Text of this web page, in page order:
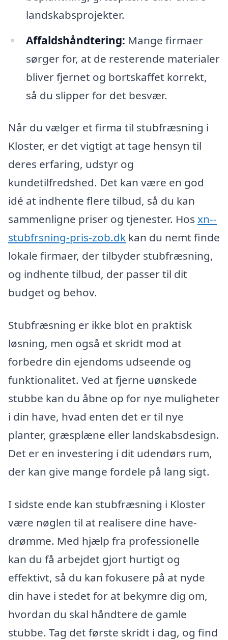
landskabsprojekter.
Affaldshåndtering: Mange firmaer
sørger for, at de resterende materialer
bliver fjernet og bortskaffet korrekt,
så du slipper for det besvær.
Når du vælger et firma til stubfræsning i
Kloster, er det vigtigt at tage hensyn til
deres erfaring, udstyr og
kundetilfredshed. Det kan være en god
idé at indhente flere tilbud, så du kan
sammenligne priser og tjenester. Hos xn--
stubfrsning-pris-zob.dk kan du nemt finde
lokale firmaer, der tilbyder stubfræsning,
og indhente tilbud, der passer til dit
budget og behov.
Stubfræsning er ikke blot en praktisk
løsning, men også et skridt mod at
forbedre din ejendoms udseende og
funktionalitet. Ved at fjerne uønskede
stubbe kan du åbne op for nye muligheter
i din have, hvad enten det er til nye
planter, græsplæne eller landskabsdesign.
Det er en investering i dit udendørs rum,
der kan give mange fordele på lang sigt.
I sidste ende kan stubfræsning i Kloster
være nøglen til at realisere dine have-
drømme. Med hjælp fra professionelle
kan du få arbejdet gjort hurtigt og
effektivt, så du kan fokusere på at nyde
din have i stedet for at bekymre dig om,
hvordan du skal håndtere de gamle
stubbe. Tag det første skridt i dag, og find